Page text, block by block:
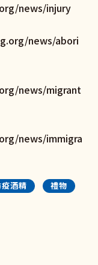
news/injury
news/abori
news/migrant
news/immigra
疫酒精 禮物